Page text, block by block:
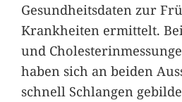
Gesundheitsdaten zur
Krankheiten ermittelt.
und
haben sich an beiden
schnell Schlangen